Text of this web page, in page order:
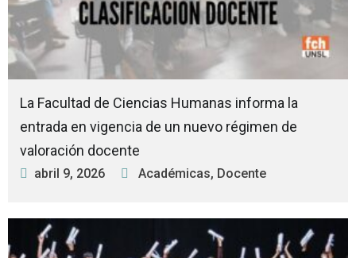
La Facultad de Ciencias Humanas informa la
entrada en vigencia de un nuevo régimen de
valoración docente
abril 9, 2026 Académicas, Docente